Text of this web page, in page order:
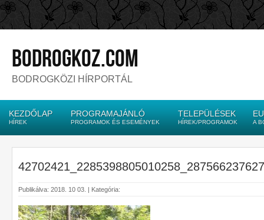
bodrogkoz.com
BODROGKÖZI HÍRPORTÁL
KEZDŐLAP
HÍREK
PROGRAMAJÁNLÓ
PROGRAMOK ÉS ESEMÉNYEK
TELEPÜLÉSEK
HÍREK/PROGRAMOK A
Publikálva: 2018. 10 03. | Kategória: